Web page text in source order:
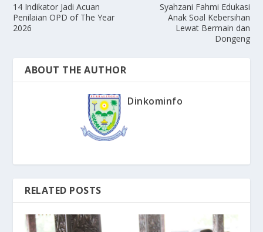
14 Indikator Jadi Acuan
Penilaian OPD of The Year
2026
Syahzani Fahmi Edukasi
Anak Soal Kebersihan
Lewat Bermain dan
Dongeng
ABOUT THE AUTHOR
Dinkominfo
RELATED POSTS